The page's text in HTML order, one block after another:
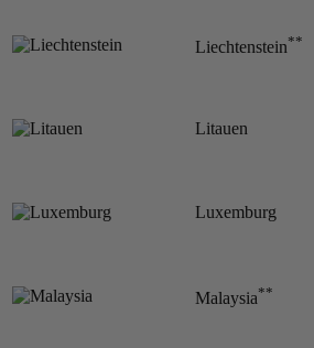
Liechtenstein**
Litauen
Luxemburg
Malaysia**